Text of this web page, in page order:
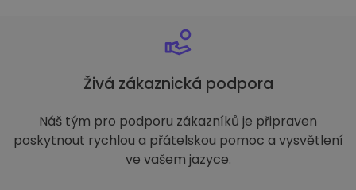
Živá zákaznická podpora
Náš tým pro podporu zákazníků je připraven
poskytnout rychlou a přátelskou pomoc a vysvětlení
ve vašem jazyce.